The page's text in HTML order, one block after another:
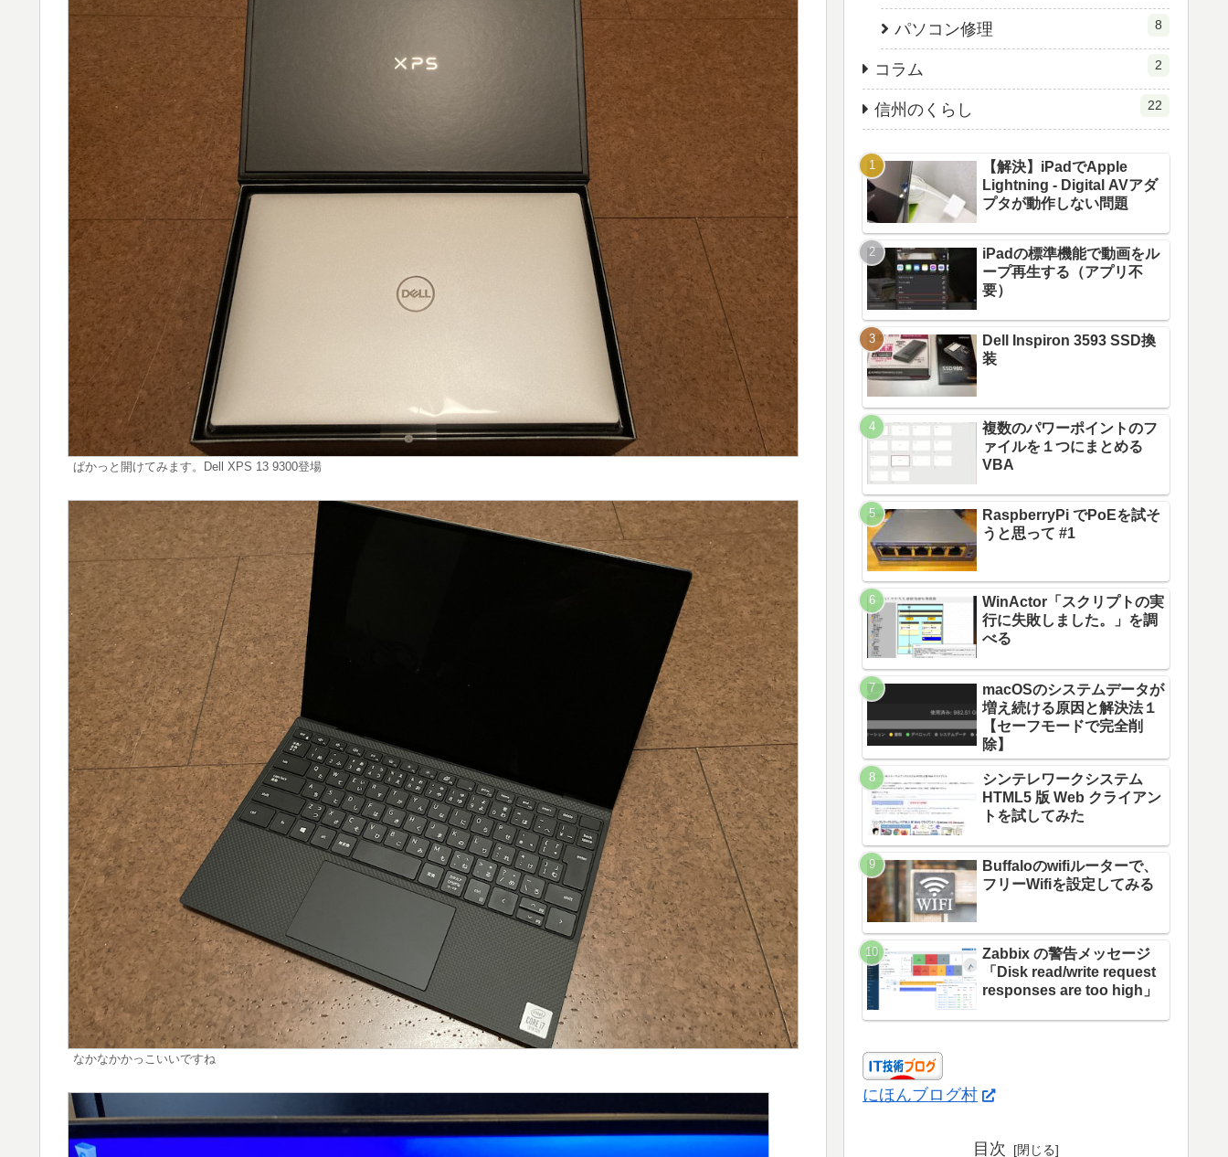
ぱかっと開けてみます。Dell XPS 13 9300登場
なかなかかっこいいですね
パソコン修理 8
コラム 2
信州のくらし 22
【解決】iPadでApple
Lightning - Digital AVアダ
プタが動作しない問題
iPadの標準機能で動画をル
ープ再生する（アプリ不
要）
Dell Inspiron 3593 SSD換
装
複数のパワーポイントのフ
ァイルを１つにまとめる
VBA
RaspberryPi でPoEを試そ
うと思って #1
WinActor「スクリプトの実
行に失敗しました。」を調
べる
macOSのシステムデータが
増え続ける原因と解決法１
【セーフモードで完全削
除】
シンテレワークシステム
HTML5 版 Web クライアン
トを試してみた
Buffaloのwifiルーターで、
フリーWifiを設定してみる
Zabbix の警告メッセージ
「Disk read/write request
responses are too high」
にほんブログ村
目次